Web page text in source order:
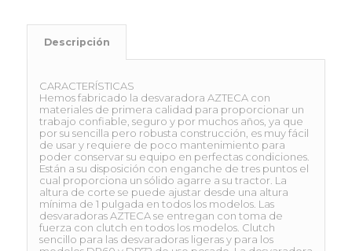
Descripción
CARACTERÍSTICAS
Hemos fabricado la desvaradora AZTECA con
materiales de primera calidad para proporcionar un
trabajo confiable, seguro y por muchos años, ya que
por su sencilla pero robusta construcción, es muy fácil
de usar y requiere de poco mantenimiento para
poder conservar su equipo en perfectas condiciones.
Están a su disposición con enganche de tres puntos el
cual proporciona un sólido agarre a su tractor. La
altura de corte se puede ajustar desde una altura
mínima de 1 pulgada en todos los modelos. Las
desvaradoras AZTECA se entregan con toma de
fuerza con clutch en todos los modelos. Clutch
sencillo para las desvaradoras ligeras y para los